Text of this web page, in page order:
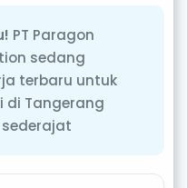
PT Paragon
sedang
terbaru untuk
di Tangerang
sederajat